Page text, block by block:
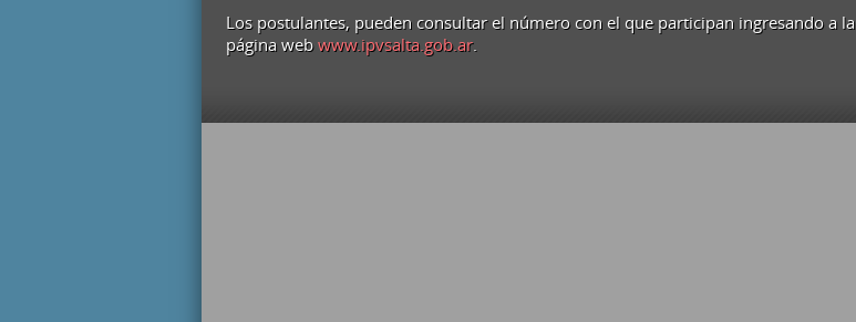
Los postulantes, pueden consultar el número con el que participan ingresando a la
página webwww.ipvsalta.gob.ar.